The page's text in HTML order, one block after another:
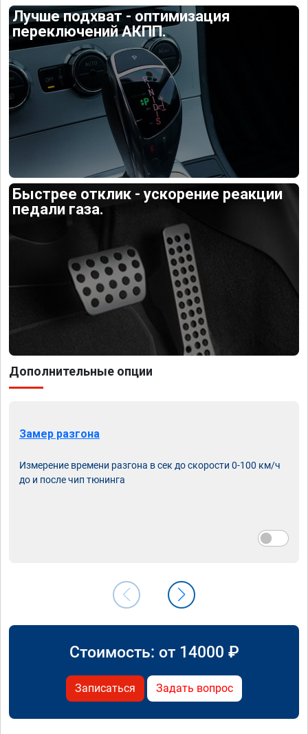
Лучше подхват - оптимизация
переключений АКПП.
Быстрее отклик - ускорение реакции
педали газа.
Дополнительные опции
Замер разгона
Измерение времени разгона в сек до скорости 0-100 км/ч
до и после чип тюнинга
Стоимость: от 14000 ₽
Записаться Задать вопрос